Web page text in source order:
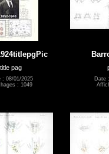
title pag
: 08/01/2025
: 1049
Date